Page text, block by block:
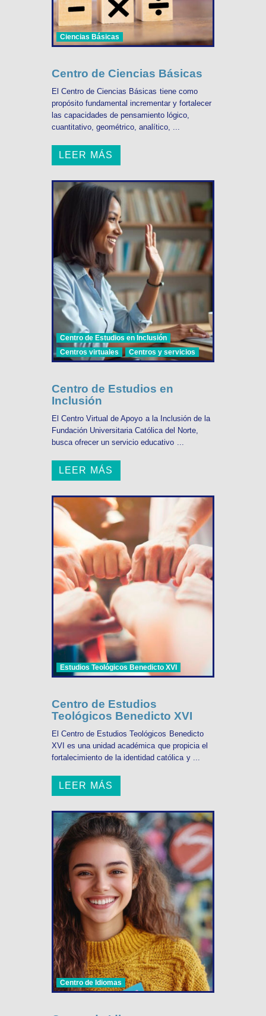
Ciencias Básicas
Centro de Ciencias Básicas
El Centro de Ciencias Básicas tiene como
propósito fundamental incrementar y fortalecer
las capacidades de pensamiento lógico,
cuantitativo, geométrico, analítico, ...
LEER MÁS
Centro de Estudios en Inclusión
Centros virtuales
Centros y servicios
Centro de Estudios en
Inclusión
El Centro Virtual de Apoyo a la Inclusión de la
Fundación Universitaria Católica del Norte,
busca ofrecer un servicio educativo ...
LEER MÁS
Estudios Teológicos Benedicto XVI
Centro de Estudios
Teológicos Benedicto XVI
El Centro de Estudios Teológicos Benedicto
XVI es una unidad académica que propicia el
fortalecimiento de la identidad católica y ...
LEER MÁS
Centro de Idiomas